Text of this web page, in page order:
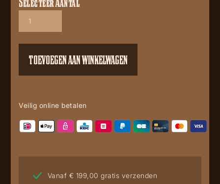
Sendra
TOEVOEGEN AAN WINKELWAGEN
Veilig online betalen
Vanaf € 199,00 gratis verzenden